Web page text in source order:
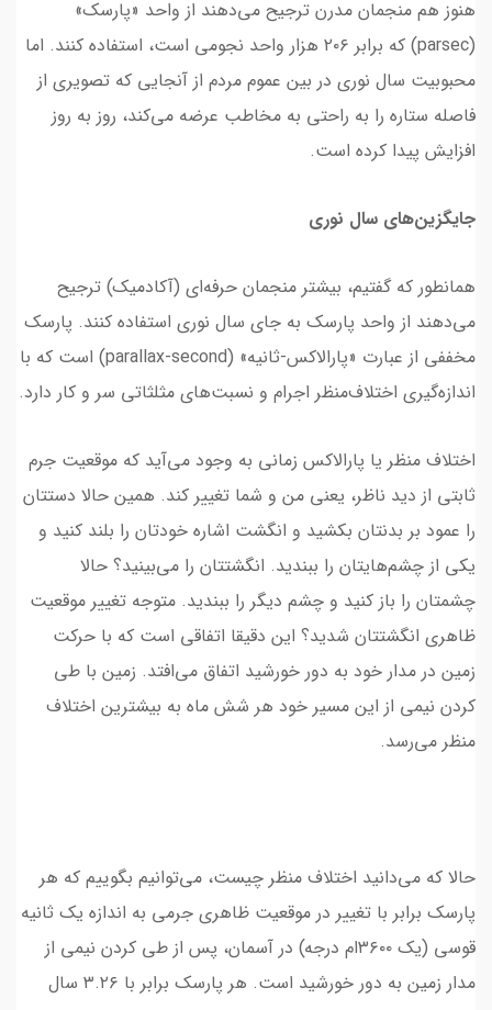
هنوز هم منجمان مدرن ترجیح می‌دهند از واحد «پارسک»
(parsec) که برابر ۲۰۶ هزار واحد نجومی است، استفاده کنند. اما
محبوبیت سال نوری در بین عموم مردم از آنجایی که تصویری از
فاصله ستاره را به راحتی به مخاطب عرضه می‌کند، روز به روز
افزایش پیدا کرده است.
جایگزین‌های سال نوری
همانطور که گفتیم، بیشتر منجمان حرفه‌ای (آکادمیک) ترجیح
می‌دهند از واحد پارسک به جای سال نوری استفاده کنند. پارسک
مخففی از عبارت «پارالاکس-ثانیه» (parallax-second) است که با
اندازه‌گیری اختلاف‌منظر اجرام و نسبت‌های مثلثاتی سر و کار دارد.
اختلاف منظر یا پارالاکس زمانی به وجود می‌آید که موقعیت جرم
ثابتی از دید ناظر، یعنی من و شما تغییر کند. همین حالا دستتان
را عمود بر بدنتان بکشید و انگشت اشاره خودتان را بلند کنید و
یکی از چشم‌هایتان را ببندید. انگشتتان را می‌بینید؟ حالا
چشمتان را باز کنید و چشم دیگر را ببندید. متوجه تغییر موقعیت
ظاهری انگشتتان شدید؟ این دقیقا اتفاقی است که با حرکت
زمین در مدار خود به دور خورشید اتفاق می‌افتد. زمین با طی
کردن نیمی از این مسیر خود هر شش ماه به بیشترین اختلاف
منظر می‌رسد.
حالا که می‌دانید اختلاف منظر چیست، می‌توانیم بگوییم که هر
پارسک برابر با تغییر در موقعیت ظاهری جرمی به اندازه یک ثانیه
قوسی (یک ۳۶۰۰ام درجه) در آسمان، پس از طی کردن نیمی از
مدار زمین به دور خورشید است. هر پارسک برابر با ۳.۲۶ سال